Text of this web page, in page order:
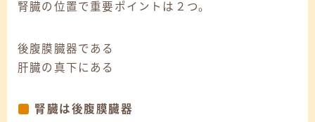
腎臓の位置で重要ポイントは２つ。
後腹膜臓器である
肝臓の真下にある
腎臓は後腹膜臓器